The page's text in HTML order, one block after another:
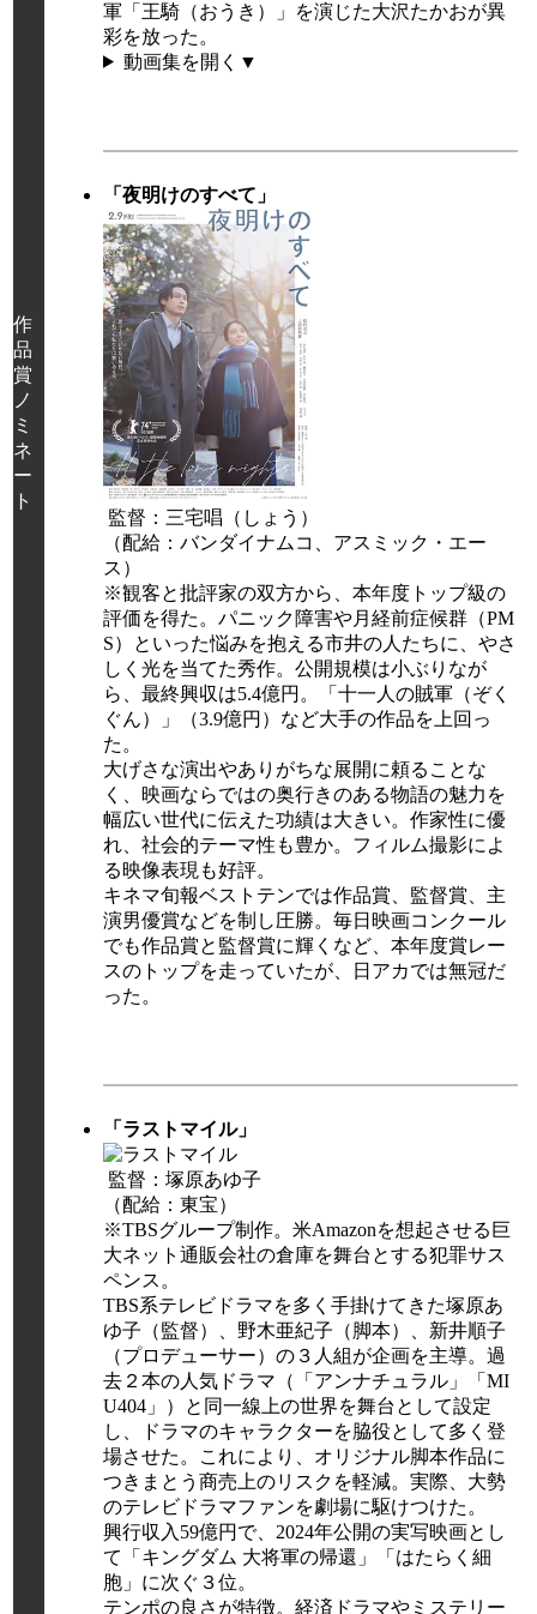
作
品
賞
ノ
ミ
ネ
ー
ト
軍「王騎（おうき）」を演じた大沢たかおが異
彩を放った。
動画集を開く▼
「夜明けのすべて」
監督：三宅唱（しょう）
（配給：バンダイナムコ、アスミック・エー
ス）
※観客と批評家の双方から、本年度トップ級の
評価を得た。パニック障害や月経前症候群（PM
S）といった悩みを抱える市井の人たちに、やさ
しく光を当てた秀作。公開規模は小ぶりなが
ら、最終興収は5.4億円。「十一人の賊軍（ぞく
ぐん）」（3.9億円）など大手の作品を上回っ
た。
大げさな演出やありがちな展開に頼ることな
く、映画ならではの奥行きのある物語の魅力を
幅広い世代に伝えた功績は大きい。作家性に優
れ、社会的テーマ性も豊か。フィルム撮影によ
る映像表現も好評。
キネマ旬報ベストテンでは作品賞、監督賞、主
演男優賞などを制し圧勝。毎日映画コンクール
でも作品賞と監督賞に輝くなど、本年度賞レー
スのトップを走っていたが、日アカでは無冠だ
った。
「ラストマイル」
監督：塚原あゆ子
（配給：東宝）
※TBSグループ制作。米Amazonを想起させる巨
大ネット通販会社の倉庫を舞台とする犯罪サス
ペンス。
TBS系テレビドラマを多く手掛けてきた塚原あ
ゆ子（監督）、野木亜紀子（脚本）、新井順子
（プロデューサー）の３人組が企画を主導。過
去２本の人気ドラマ（「アンナチュラル」「MI
U404」）と同一線上の世界を舞台として設定
し、ドラマのキャラクターを脇役として多く登
場させた。これにより、オリジナル脚本作品に
つきまとう商売上のリスクを軽減。実際、大勢
のテレビドラマファンを劇場に駆けつけた。
興行収入59億円で、2024年公開の実写映画とし
て「キングダム 大将軍の帰還」「はたらく細
胞」に次ぐ３位。
テンポの良さが特徴。経済ドラマやミステリー